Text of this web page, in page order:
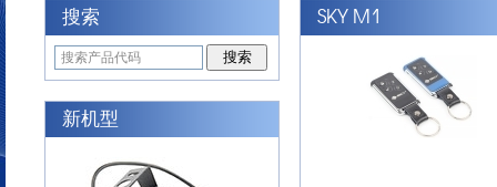
搜索
新机型
SKY M1